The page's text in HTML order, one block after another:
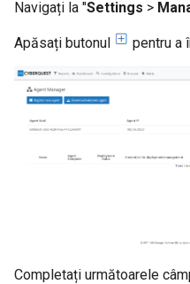
Navigați la "Settings >
Apăsați butonul pentru a
Completați următoarele